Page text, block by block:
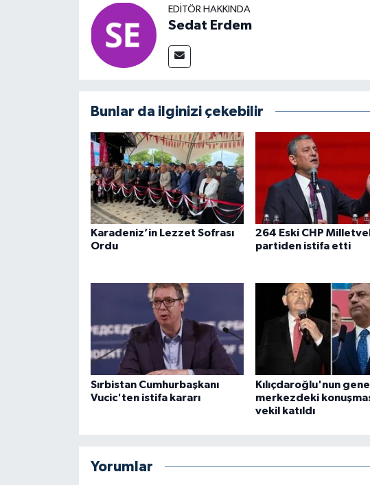
EDITÖR HAKKINDA
Sedat Erdem
Bunlar da ilginizi çekebilir
Karadeniz’in Lezzet Sofrası
Ordu
264 Eski CHP
partiden istifa etti
Sırbistan Cumhurbaşkanı
Vucic'ten istifa kararı
Kılıçdaroğlu'nun
merkezdeki
vekil katıldı
Yorumlar